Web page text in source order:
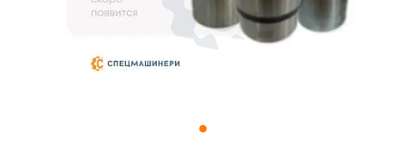
sksale@skdst.ru